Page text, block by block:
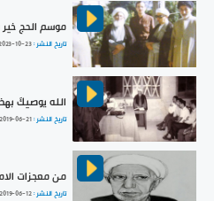
موسم الحج
تاريخ النشر :10-23
الله يوصيكَ
تاريخ النشر :2019-06-21
من معجزات
تاريخ النشر :2019-06-12